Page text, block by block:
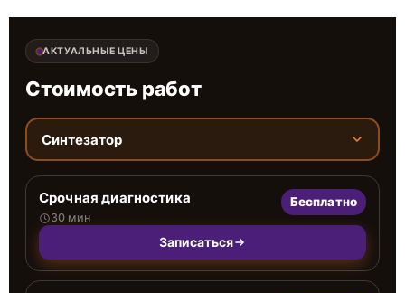
АКТУАЛЬНЫЕ ЦЕНЫ
Стоимость работ
Синтезатор
Срочная диагностика
30 мин
Бесплатно
Записаться